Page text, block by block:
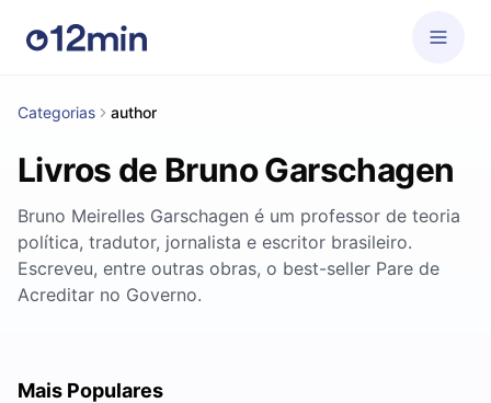
Categorias author
Livros de Bruno Garschagen
Bruno Meirelles Garschagen é um professor de teoria
política, tradutor, jornalista e escritor brasileiro.
Escreveu, entre outras obras, o best-seller Pare de
Acreditar no Governo.
Mais Populares